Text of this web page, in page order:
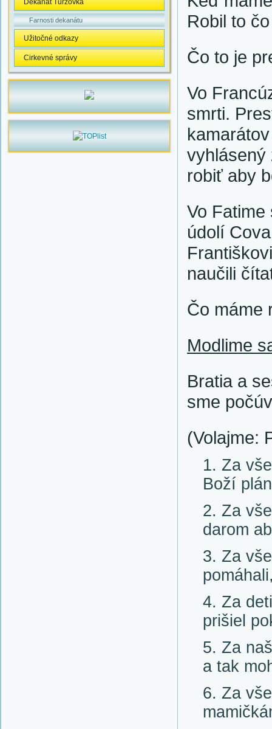
Dekanát Turzovka
Farnosti dekanátu
Užitočné odkazy
Cirkevné správy
Robil to
Čo to je
Vo
smrti.
vyhlásený
robiť aby
Vo Fatime
údolí
naučili
Čo máme
Modlime
Bratia a
sme
(Volajme:
Za
Boží
Za
darom
Za
Za
prišiel
Za
a tak
Za